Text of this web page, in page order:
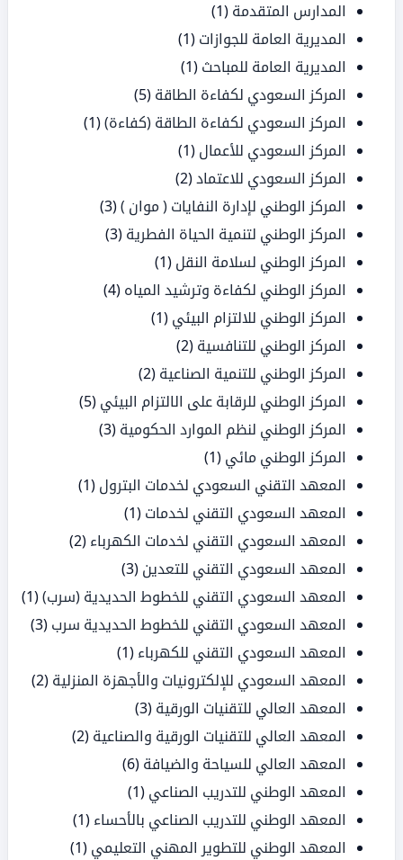
المدارس المتقدمة (1)
المديرية العامة للجوازات (1)
المديرية العامة للمباحث (1)
المركز السعودي لكفاءة الطاقة (5)
المركز السعودي لكفاءة الطاقة (كفاءة)(1)
المركز السعودي للأعمال (1)
المركز السعودي للاعتماد(2)
المركز الوطني لإدارة النفايات ( موان )(3)
المركز الوطني لتنمية الحياة الفطرية (3)
المركز الوطني لسلامة النقل (1)
المركز الوطني لكفاءة وترشيد المياه (4)
المركز الوطني للالتزام البيئي (1)
المركز الوطني للتنافسية (2)
المركز الوطني للتنمية الصناعية (2)
المركز الوطني للرقابة على الالتزام البيئي (5)
المركز الوطني لنظم الموارد الحكومية (3)
المركز الوطني مائي (1)
المعهد التقني السعودي لخدمات البترول (1)
المعهد السعودي التقني لخدمات (1)
المعهد السعودي التقني لخدمات الكهرباء (2)
المعهد السعودي التقني للتعدين (3)
المعهد السعودي التقني للخطوط الحديدية (سرب)(1)
المعهد السعودي التقني للخطوط الحديدية سرب (3)
المعهد السعودي التقني للكهرباء (1)
المعهد السعودي للإلكترونيات والأجهزة المنزلية (2)
المعهد العالي للتقنيات الورقية (3)
المعهد العالي للتقنيات الورقية والصناعية (2)
المعهد العالي للسياحة والضيافة (6)
المعهد الوطني للتدريب الصناعي (1)
المعهد الوطني للتدريب الصناعي بالأحساء (1)
المعهد الوطني للتطوير المهني التعليمي (1)